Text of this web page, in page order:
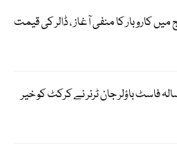
کاروبار کا منفی آغاز ، ڈالر کی قیمت
کے 25 سالہ فاسٹ باؤلر جان ٹرنر نے کرکٹ کو خیر